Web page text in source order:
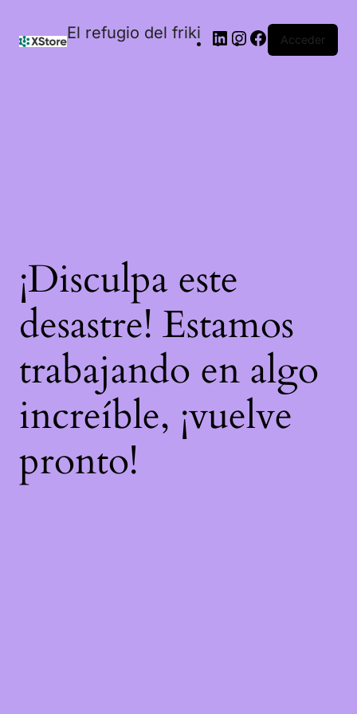
El refugio del friki Acceder
¡Disculpa este
desastre! Estamos
trabajando en algo
increíble, ¡vuelve
pronto!